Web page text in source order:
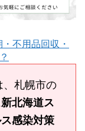
不用品回収・
、札幌市の
新北海道ス
感染対策